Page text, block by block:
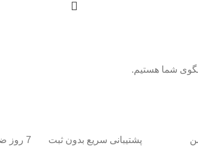
پشتیبانی سریع بدون ثبت
7 روز ضمانت بازگشت کالا